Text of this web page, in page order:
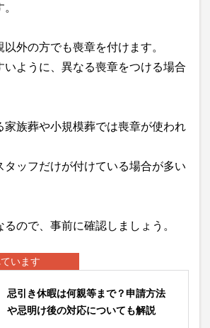
外の方でも喪章を付けます。
いように、異なる喪章をつける場合
家族葬や小規模葬では喪章が使われ
タッフだけが付けている場合が多い
ので、事前に確認しましょう。
います
忌引き休暇は何親等まで？申請方法
や忌明け後の対応についても解説